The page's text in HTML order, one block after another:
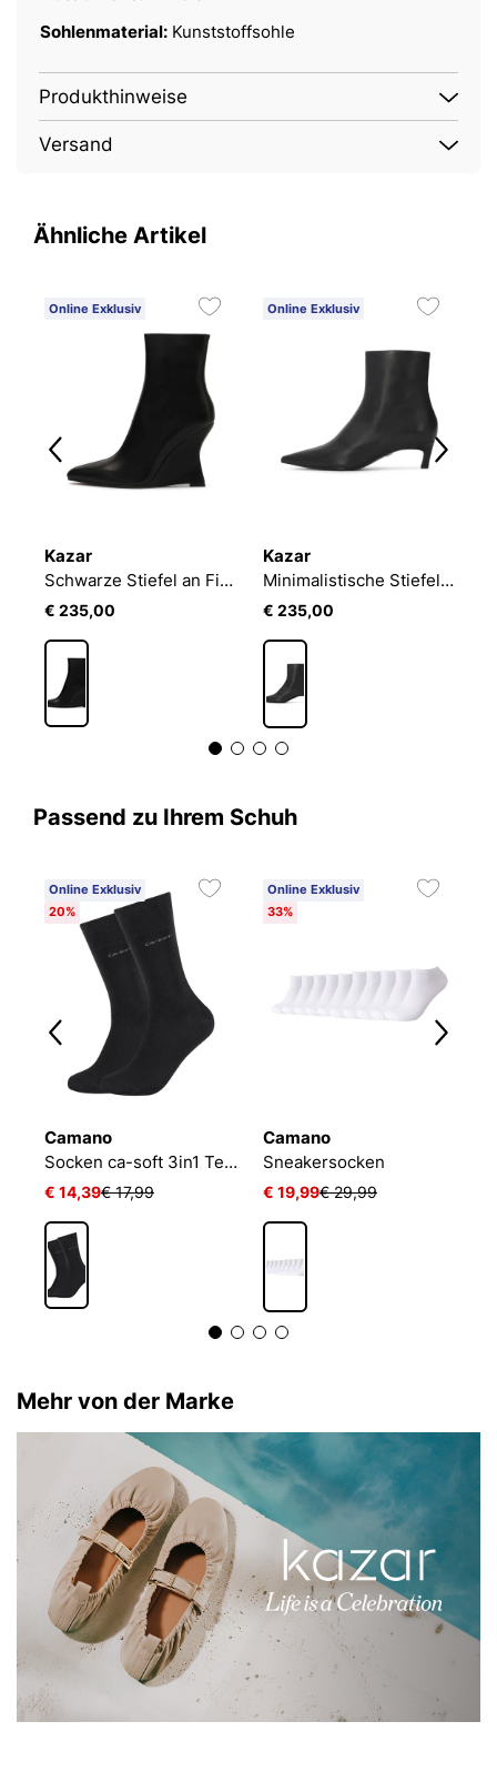
Sohlenmaterial: Kunststoffsohle
Produkthinweise
Versand
Ähnliche Artikel
Online Exklusiv
Kazar
Schwarze Stiefel an Finesse-Ankern
€ 235,00
Online Exklusiv
Kazar
Minimalistische Stiefel aus Leder mit Kitten-Absatz
€ 235,00
Passend zu Ihrem Schuh
Online Exklusiv
20%
Camano
Socken ca-soft 3in1 Tencel Wolle Bambus
€ 14,39€ 17,99
Online Exklusiv
33%
Camano
Sneakersocken
€ 19,99€ 29,99
Mehr von der Marke